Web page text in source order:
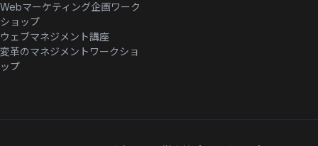
Webマーケティング企画ワーク
ショップ
ウェブマネジメント講座
変革のマネジメントワークショ
ップ